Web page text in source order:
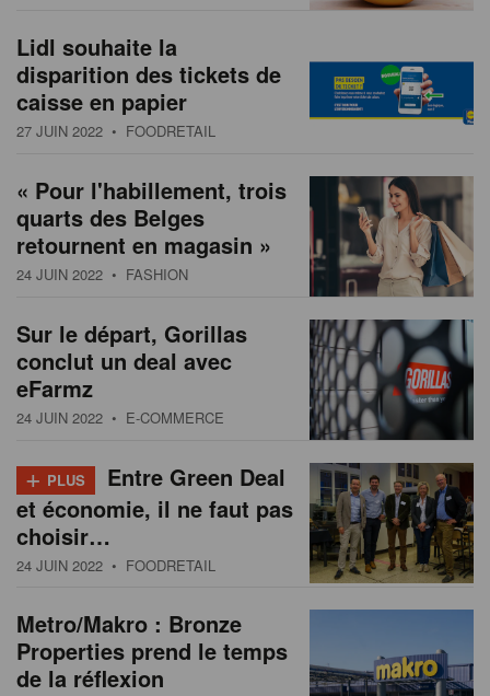
Lidl souhaite la
disparition des tickets de
caisse en papier
27 JUIN 2022 • FOODRETAIL
« Pour l'habillement, trois
quarts des Belges
retournent en magasin »
24 JUIN 2022 • FASHION
Sur le départ, Gorillas
conclut un deal avec
eFarmz
24 JUIN 2022 • E-COMMERCE
+ PLUS
Entre Green Deal
et économie, il ne faut pas
choisir…
24 JUIN 2022 • FOODRETAIL
Metro/Makro : Bronze
Properties prend le temps
de la réflexion